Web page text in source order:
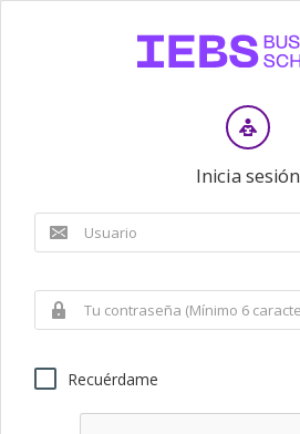
Inicia sesión
Recuérdame